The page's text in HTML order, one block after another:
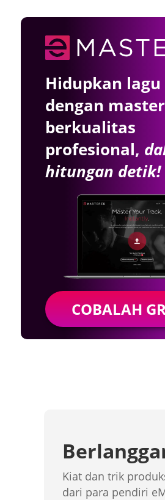
Hidupkan lagu
dengan
berkualitas
profesional,
hitungan detik!
COBALAH
Kiat dan trik
dari para pendiri